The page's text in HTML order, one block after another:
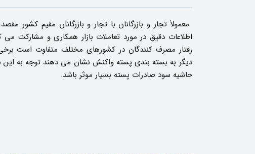
معمولاً تجار و بازرگانان با تجار و بازرگانان مقیم
اطلاعات دقیق در مورد تعاملات بازار همکاری و مشارکت می
رفتار مصرف کنندگان در کشورهای مختلف متفاوت است
دیگر به بسته بندی پسته واکنش نشان می دهند توجه به این
حاشیه سود صادرات پسته بسیار موثر باشد.